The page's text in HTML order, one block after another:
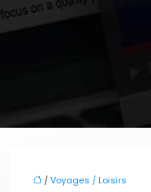
/Voyages / Loisirs